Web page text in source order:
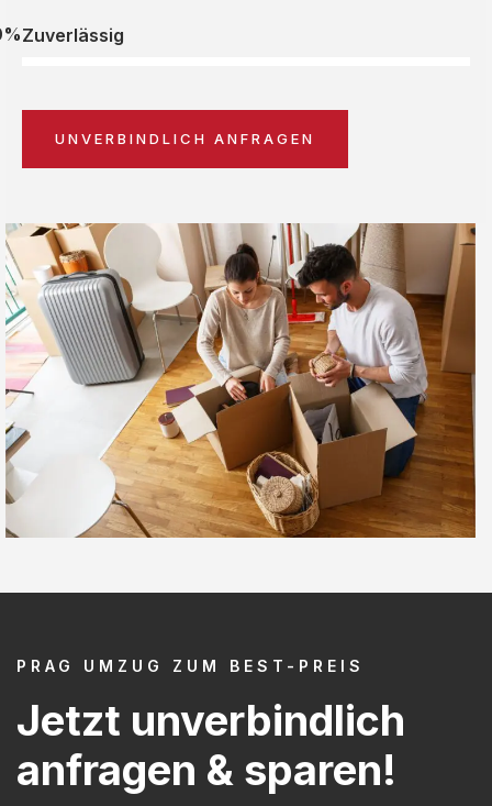
Zuverlässig
UNVERBINDLICH ANFRAGEN
PRAG UMZUG ZUM BEST-PREIS
Jetzt unverbindlich
anfragen & sparen!